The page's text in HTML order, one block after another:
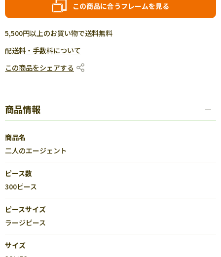
この商品に合うフレームを見る
5,500円以上のお買い物で送料無料
配送料・手数料について
この商品をシェアする
商品情報
商品名
二人のエージェント
ピース数
300ピース
ピースサイズ
ラージピース
サイズ